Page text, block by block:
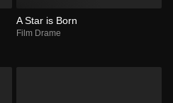
A Star is Born
Film Drame